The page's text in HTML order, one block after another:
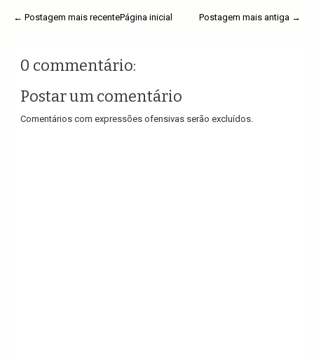
← Postagem mais recente Postagem mais antiga →
Página inicial
0 commentário:
Postar um comentário
Comentários com expressões ofensivas serão excluídos.